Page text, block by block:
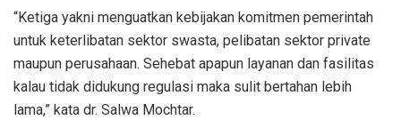
“Ketiga yakni menguatkan kebijakan komitmen pemerintah
untuk keterlibatan sektor swasta, pelibatan sektor private
maupun perusahaan. Sehebat apapun layanan dan fasilitas
kalau tidak didukung regulasi maka sulit bertahan lebih
lama,” kata dr. Salwa Mochtar.